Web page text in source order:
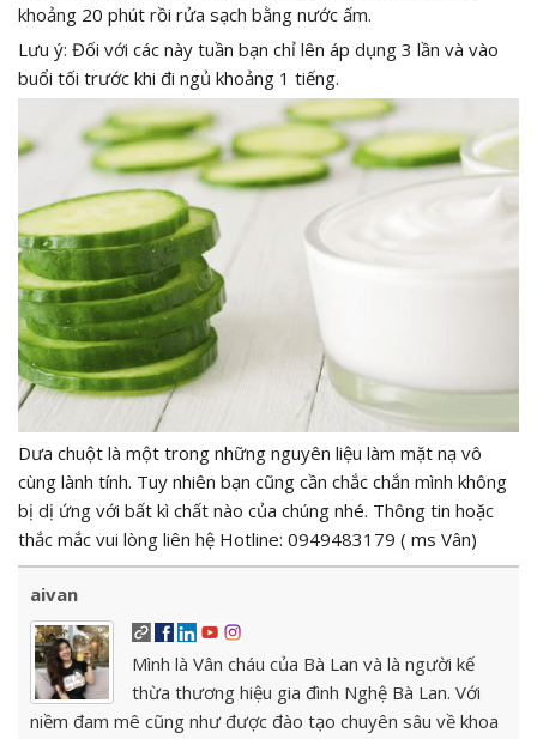
khoảng 20 phút rồi rửa sạch bằng nước ấm.
Lưu ý: Đối với các này tuần bạn chỉ lên áp dụng 3 lần và vào
buổi tối trước khi đi ngủ khoảng 1 tiếng.
Dưa chuột là một trong những nguyên liệu làm mặt nạ vô
cùng lành tính. Tuy nhiên bạn cũng cần chắc chắn mình không
bị dị ứng với bất kì chất nào của chúng nhé. Thông tin hoặc
thắc mắc vui lòng liên hệ Hotline: 0949483179 ( ms Vân)
aivan
Mình là Vân cháu của Bà Lan và là người kế
thừa thương hiệu gia đình Nghệ Bà Lan. Với
niềm đam mê cũng như được đào tạo chuyên sâu về khoa